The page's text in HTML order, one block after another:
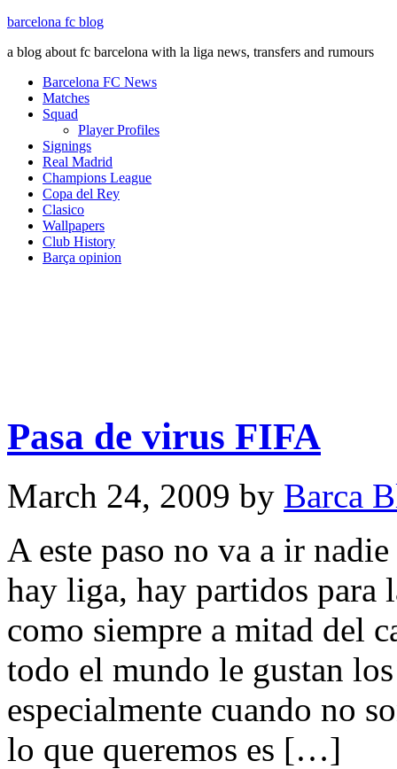
barcelona fc blog
a blog about fc barcelona with la liga news, transfers and rumours
Barcelona FC News
Matches
Squad
Player Profiles
Signings
Real Madrid
Champions League
Copa del Rey
Clasico
Wallpapers
Club History
Barça opinion
Pasa de virus FIFA
March 24, 2009 by Barca
A este paso no va a ir
hay liga, hay partidos
como siempre a mitad del
todo el mundo le gustan
especialmente cuando no
lo que queremos es […]